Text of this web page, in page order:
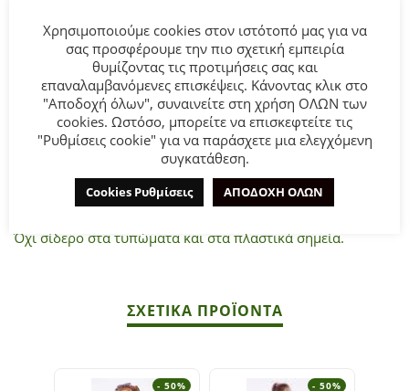
Παιδικό Σετ Σορτς for Funky kids για κορίτσι από 1 έως 6
Μπλούζα αμάνικη σε βεραμάν χρώμα με τύπωμα.
Σορτς σε φούξια χρώμα με ολόσωμο τύπωμα.
Σύνθεση: 95% Βαμβάκι 5% Ελαστ.
ΣΥΜΒΟΥΛΕΣ
Όχι σίδερο στα τυπώματα και στα πλαστικά σημεία.
ΣΧΕΤΙΚΆ ΠΡΟΪΌΝΤΑ
- 50% - 50%
Χρησιμοποιούμε cookies στον ιστότοπό μας για να
σας προσφέρουμε την πιο σχετική εμπειρία
θυμίζοντας τις προτιμήσεις σας και
επαναλαμβανόμενες επισκέψεις. Κάνοντας κλικ στο
"Αποδοχή όλων", συναινείτε στη χρήση ΟΛΩΝ των
cookies. Ωστόσο, μπορείτε να επισκεφτείτε τις
"Ρυθμίσεις cookie" για να παράσχετε μια ελεγχόμενη
συγκατάθεση.
Cookies Ρυθμίσεις ΑΠΟΔΟΧΗ ΟΛΩΝ